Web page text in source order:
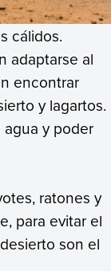
cálidos.
adaptarse al
encontrar
y lagartos.
y poder
ratones y
para evitar el
son el